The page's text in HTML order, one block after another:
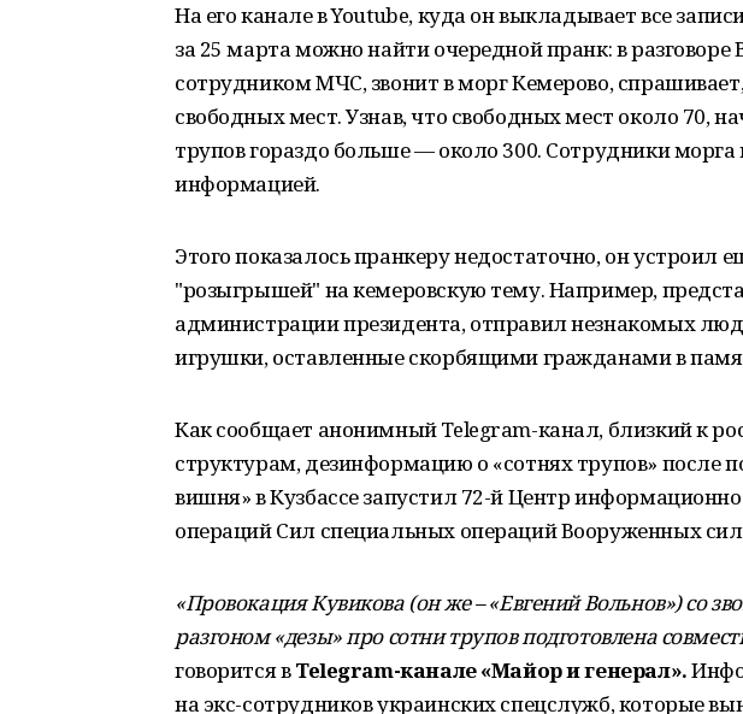
На его канале в Youtube, куда он выкладывает все
за 25 марта можно найти очередной пранк: в разговоре
сотрудником МЧС, звонит в морг Кемерово,
свободных мест. Узнав, что свободных мест около 70,
трупов гораздо больше — около 300. Сотрудники
информацией.
Этого показалось пранкеру недостаточно, он устроил
"розыгрышей" на кемеровскую тему. Например,
администрации президента, отправил незнакомых
игрушки, оставленные скорбящими гражданами в
Как сообщает анонимный Telegram-канал, близкий к
структурам, дезинформацию о «сотнях трупов» после
вишня» в Кузбассе запустил 72-й Центр
операций Сил специальных операций Вооруженных
«Провокация Кувикова (он же – «Евгений Вольнов») со
разгоном «дезы» про сотни трупов подготовлена
говорится вTelegram-канале «Майор и генерал».
на экс-сотрудников украинских спецслужб, которые